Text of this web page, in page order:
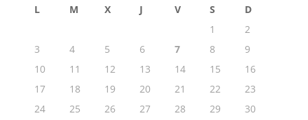
L M X J V S
D
1
2
3
4 5 6 7 8
9
10
11 12 13 14 15
16
17
18 19 20 21 22
23
24
25 26 27 28 29
30